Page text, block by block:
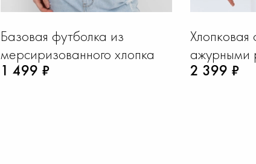
Базовая футболка из
мерсиризованного хлопка
1 499 ₽
Хлопковая
ажурными
2 399 ₽